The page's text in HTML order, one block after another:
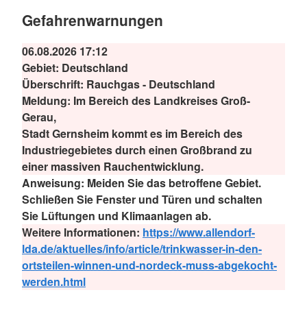
Gefahrenwarnungen
06.08.2026 17:12
Gebiet: Deutschland
Überschrift: Rauchgas - Deutschland
Meldung: Im Bereich des Landkreises Groß-
Gerau,
Stadt Gernsheim kommt es im Bereich des
Industriegebietes durch einen Großbrand zu
einer massiven Rauchentwicklung.
Anweisung: Meiden Sie das betroffene Gebiet.
Schließen Sie Fenster und Türen und schalten
Sie Lüftungen und Klimaanlagen ab.
Weitere Informationen: https://www.allendorf-
lda.de/aktuelles/info/article/trinkwasser-in-den-
ortsteilen-winnen-und-nordeck-muss-abgekocht-
werden.html